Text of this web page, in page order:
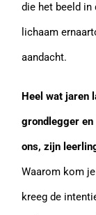
die het beeld in
lichaam
aandacht.
Heel wat jaren
grondlegger en
ons, zijn
Waarom kom
kreeg de